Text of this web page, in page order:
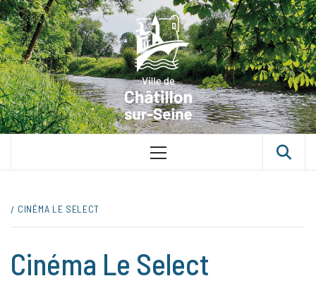
VILLE
SUR-SEINE
UNE VILLE DANS UN PARC
CINÉMA LE SELECT
Cinéma Le Select